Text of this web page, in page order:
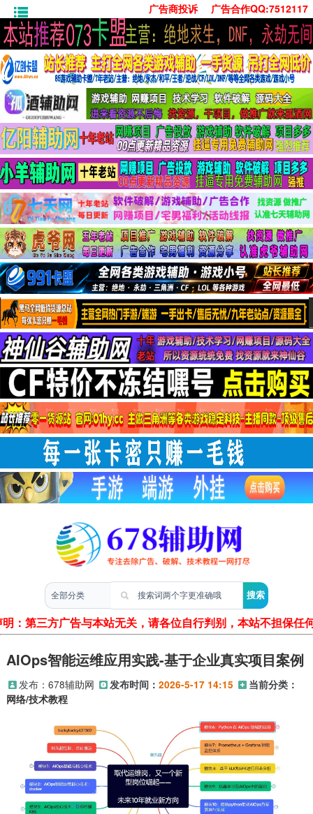
广告商投诉 广告合作QQ:7512117
首页
技术学习
安卓绿化
单机游戏
社交娱乐
系统工具
活动线报
常用办公
源码收集
值得一看
两性情感
明：第三方广告与本站无关，请各位自行判别，本站不担保
AIOps智能运维应用实践-基于企业真实项目案例
发布： 678辅助网 发布时间： 2026-5-17 14:15
当前分类：
网络/技术教程